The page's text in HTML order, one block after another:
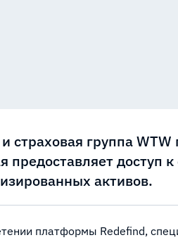
страховая группа
предоставляет доступ
активов.
платформы Redefind,